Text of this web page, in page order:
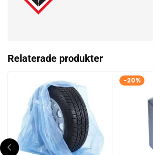
Relaterade produkter
-20%